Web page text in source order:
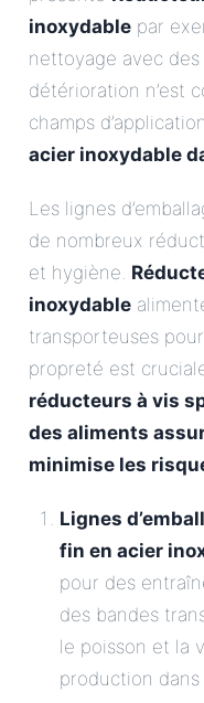
inoxydable par
nettoyage avec des
détérioration n’est
champs
acier inoxydable
Les lignes
de nombreux
et hygiène.
inoxydable
transporteuses
propreté est
réducteurs à vis
des aliments
minimise les
Lignes
fin en acier
pour des
des bandes
le poisson et la
production